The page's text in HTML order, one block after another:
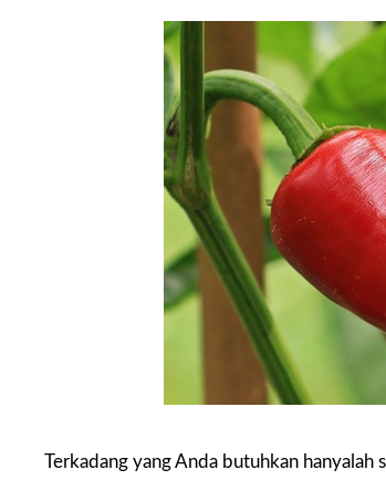
Terkadang yang Anda butuhkan